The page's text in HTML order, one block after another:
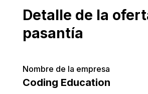
Detalle de la
pasantía
Nombre de la empresa
Coding Education